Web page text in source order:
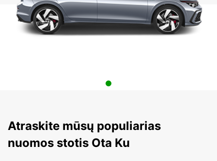
Atraskite mūsų populiarias
nuomos stotis Ota Ku